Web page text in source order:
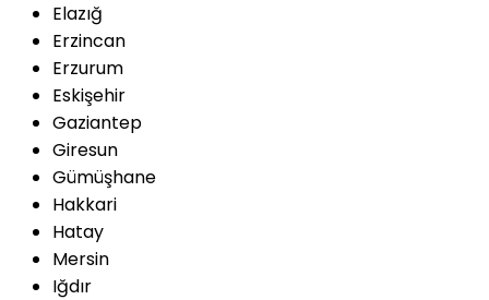
Elazığ
Erzincan
Erzurum
Eskişehir
Gaziantep
Giresun
Gümüşhane
Hakkari
Hatay
Mersin
Iğdır